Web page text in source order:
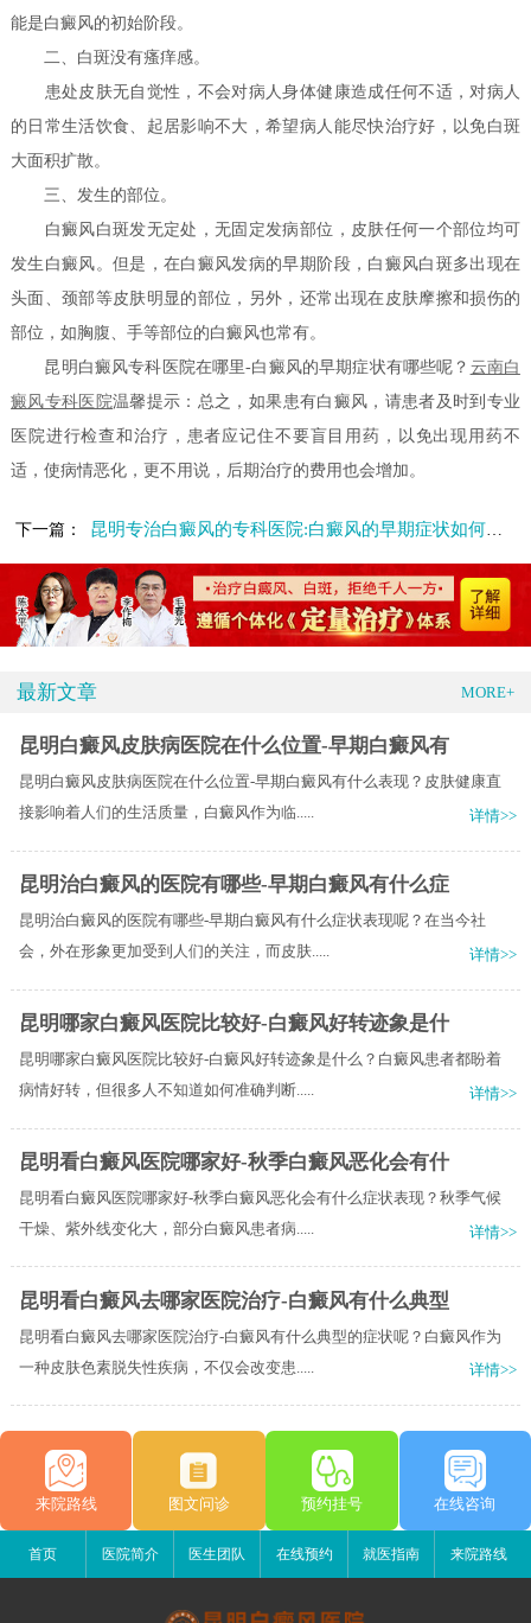
能是白癜风的初始阶段。
二、白斑没有瘙痒感。
患处皮肤无自觉性，不会对病人身体健康造成任何不适，对病人
的日常生活饮食、起居影响不大，希望病人能尽快治疗好，以免白斑
大面积扩散。
三、发生的部位。
白癜风白斑发无定处，无固定发病部位，皮肤任何一个部位均可
发生白癜风。但是，在白癜风发病的早期阶段，白癜风白斑多出现在
头面、颈部等皮肤明显的部位，另外，还常出现在皮肤摩擦和损伤的
部位，如胸腹、手等部位的白癜风也常有。
昆明白癜风专科医院在哪里-白癜风的早期症状有哪些呢？ 云南白
癜风专科医院温馨提示：总之，如果患有白癜风，请患者及时到专业
医院进行检查和治疗，患者应记住不要盲目用药，以免出现用药不
适，使病情恶化，更不用说，后期治疗的费用也会增加。
下一篇： 昆明专治白癜风的专科医院:白癜风的早期症状如何鉴别
最新文章 MORE+
昆明白癜风皮肤病医院在什么位置-早期白癜风有
昆明白癜风皮肤病医院在什么位置-早期白癜风有什么表现？皮肤健康直
接影响着人们的生活质量，白癜风作为临.....
详情>>
昆明治白癜风的医院有哪些-早期白癜风有什么症
昆明治白癜风的医院有哪些-早期白癜风有什么症状表现呢？在当今社
会，外在形象更加受到人们的关注，而皮肤.....
详情>>
昆明哪家白癜风医院比较好-白癜风好转迹象是什
昆明哪家白癜风医院比较好-白癜风好转迹象是什么？白癜风患者都盼着
病情好转，但很多人不知道如何准确判断.....
详情>>
昆明看白癜风医院哪家好-秋季白癜风恶化会有什
昆明看白癜风医院哪家好-秋季白癜风恶化会有什么症状表现？秋季气候
干燥、紫外线变化大，部分白癜风患者病.....
详情>>
昆明看白癜风去哪家医院治疗-白癜风有什么典型
昆明看白癜风去哪家医院治疗-白癜风有什么典型的症状呢？白癜风作为
一种皮肤色素脱失性疾病，不仅会改变患.....
详情>>
来院路线 图文问诊 预约挂号 在线咨询
首页 医院简介 医生团队 在线预约 就医指南 来院路线